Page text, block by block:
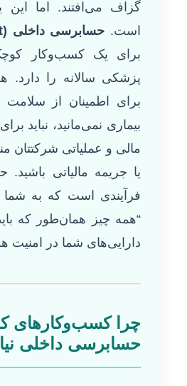
گزاف می‌افتند. اما
است. حسابرسی داخلی (Internal Audit)
برای یک کسب‌وکار
پزشکی سالانه را دارد.
برای اطمینان از سلامت
بیماری نمی‌مانید، نباید
مالی و عملیاتی شرکتتان
یا جریمه مالیاتی
فرآیندی است که به شما
“همه چیز همان‌طور که
دارایی‌های شما در امنیت
چرا کسب‌وکارهای
حسابرسی داخلی